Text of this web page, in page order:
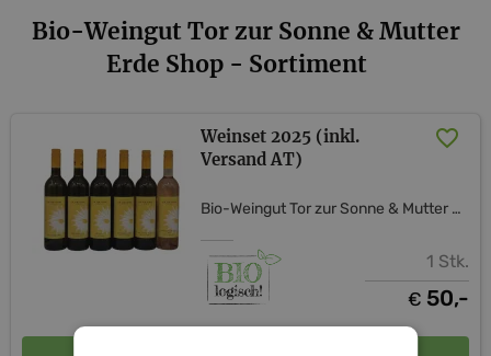
Bio-Weingut Tor zur Sonne & Mutter
Erde Shop - Sortiment
Weinset 2025 (inkl.
Versand AT)
Bio-Weingut Tor zur Sonne & Mutter Erde Shop
1 Stk.
€ 50,-